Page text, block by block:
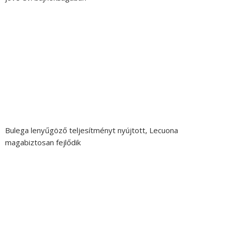
Bulega lenyűgöző teljesítményt nyújtott, Lecuona
magabiztosan fejlődik